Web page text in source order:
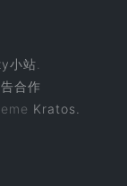
小站
合作
Kratos.